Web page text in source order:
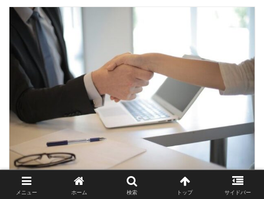
メニュー ホーム 検索 トップ サイドバー